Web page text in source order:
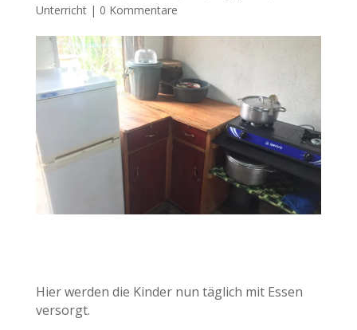
Unterricht| 0 Kommentare
Hier werden die Kinder nun täglich mit Essen
versorgt.